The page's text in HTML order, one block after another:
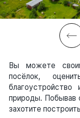
Вы можете
посёлок,
природы. Побывав
захотите